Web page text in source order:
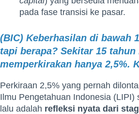
pada fase transisi ke pasar.
(BIC) Keberhasilan di bawah
tapi berapa? Sekitar 15 tahun
memperkirakan hanya 2,5%.
Perkiraan 2,5% yang pernah
Ilmu Pengetahuan Indonesia (LIPI)
lalu adalah refleksi nyata dari